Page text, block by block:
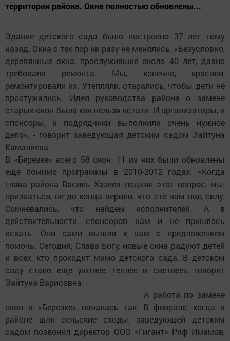
территории района. Окна полностью обновлены...
Здание детского сада было построено 37 лет тому
назад. Окна с тех пор ни разу не менялись. «Безусловно,
деревянные окна, прослужившие около 40 лет, давно
требовали ремонта. Мы, конечно, красили,
ремонтировали их. Утепляли, старались, чтобы дети не
простужались. Идея руководства района о замене
старых окон была как нельзя кстати. И организаторы, и
спонсоры, и подрядчики выполнили очень нужное
дело», - говорит заведующая детским садом Зайтуна
Камалиева.
В «Березке» всего 58 окон. 11 из них были обновлены
еще помимо программы в 2010-2012 годах. «Когда
глава района Василь Хазеев поднял этот вопрос, мы,
признаться, не до конца верили, что это нам под силу.
Сомневались, что найдем исполнителей. А в
действительности, спонсоров нам и не пришлось
искать. Они сами вышли к нам с предложением
помочь. Сегодня, Слава Богу, новые окна радуют детей
и всех, кто проходит мимо детского сада. В детском
саду стало еще уютнее, теплее и светлее», говорит
Зайтуна Варисовна.
А работа по замене
окон в «Березке» началась так. В феврале, когда в
районе шли сельские сходы, заведующей детским
садом позвонил директор ООО «Гигант» Риф Имамов,